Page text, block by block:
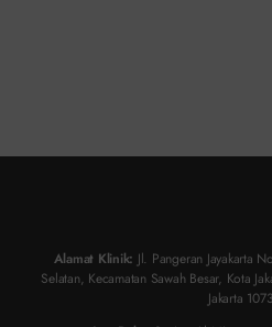
Alamat Klinik: Jl. Pangeran Jayakarta
Selatan, Kecamatan Sawah Besar, Kota
Jakarta